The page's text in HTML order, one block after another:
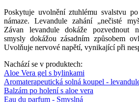
Poskytuje uvolnění ztuhlému svalstvu
námaze. Levandule zahání „nečisté
Závan levandule dokáže pozvednout
smysly dokážou zásadním způsobem
Uvolňuje nervové napětí, vynikající při
Nachází se v produktech:
Aloe Vera gel s bylinkami
Aromaterapeutická solná koupel -
Balzám po holení s aloe vera
Eau du parfum - Smyslná